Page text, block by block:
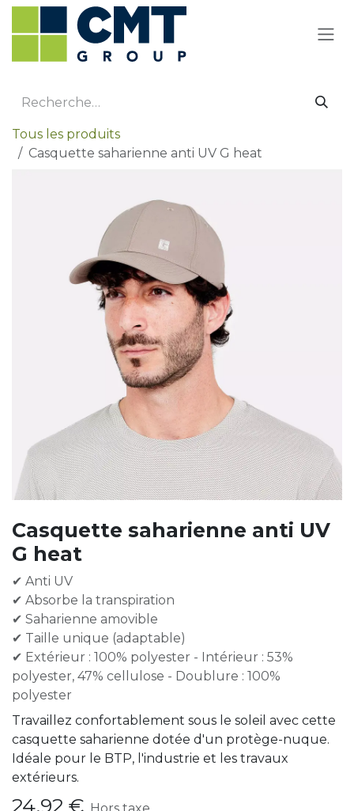
Se rendre au contenu
Tous les produits
Casquette saharienne anti UV G heat
Casquette saharienne anti UV
G heat
✔ Anti UV
✔ Absorbe la transpiration
✔ Saharienne amovible
✔ Taille unique (adaptable)
✔ Extérieur : 100% polyester - Intérieur : 53%
polyester, 47% cellulose - Doublure : 100%
polyester
Travaillez confortablement sous le soleil avec cette
casquette saharienne dotée d'un protège-nuque.
Idéale pour le BTP, l'industrie et les travaux
extérieurs.
24,92 €